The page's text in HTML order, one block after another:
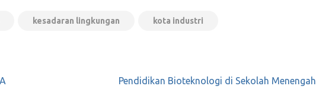
kesadaran lingkungan kota industri
Pendidikan Bioteknologi di Sekolah Menengah